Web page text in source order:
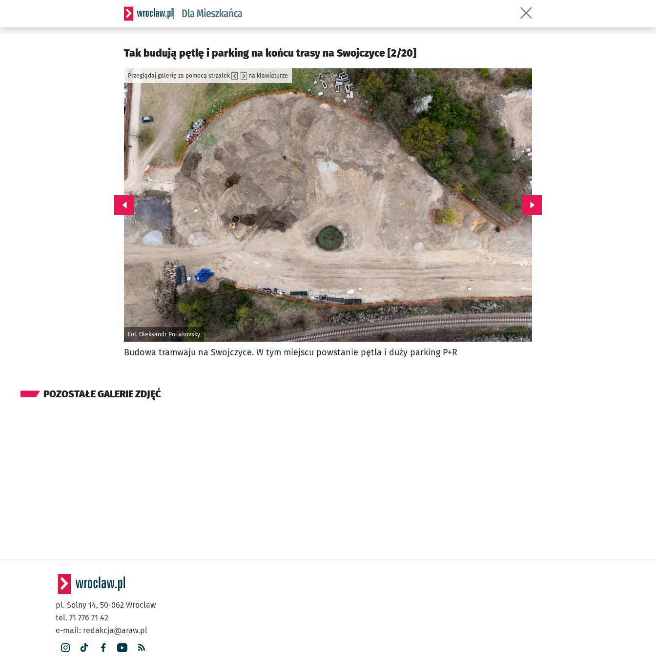
Serwis informacyjny wroclaw.pl podserwis: Dla mieszkańca
Wróć do artykułu Tak budują pętlę i
Tak budują pętlę i parking na końcu trasy na Swojczyce [2/20]
Fot. Oleksandr Poliakovsky
Przeglądaj galerię za pomocą strzałek na klawiaturze
Przejdź do poprzedniego zdjęcia. Przejdź do kolejnego zdjęcia.
Budowa tramwaju na Swojczyce. W tym miejscu powstanie pętla i duży parking P+R
POZOSTAŁE GALERIE ZDJĘĆ
pl. Solny 14, 50-062 Wrocław
tel. 71 776 71 42
e-mail: redakcja@araw.pl